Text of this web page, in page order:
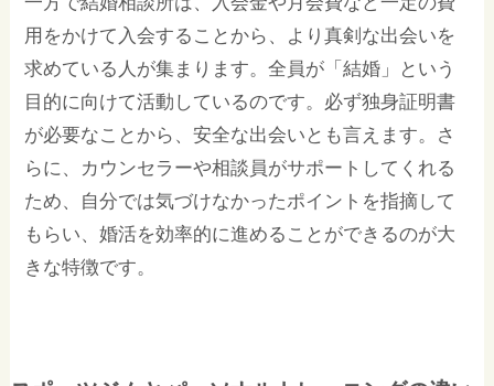
用をかけて入会することから、より真剣な出会いを
求めている人が集まります。全員が「結婚」という
目的に向けて活動しているのです。必ず独身証明書
が必要なことから、安全な出会いとも言えます。さ
らに、カウンセラーや相談員がサポートしてくれる
ため、自分では気づけなかったポイントを指摘して
もらい、婚活を効率的に進めることができるのが大
きな特徴です。